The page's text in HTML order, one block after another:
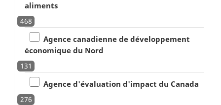
aliments
468
Agence canadienne de développement
économique du Nord
131
Agence d'évaluation d'impact du Canada
276